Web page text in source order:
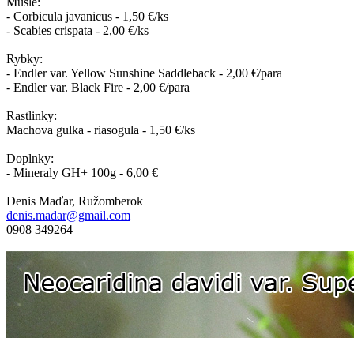
- Corbicula javanicus - 1,50 €/ks
- Scabies crispata - 2,00 €/ks
Rybky:
- Endler var. Yellow Sunshine Saddleback - 2,00 €/para
- Endler var. Black Fire - 2,00 €/para
Rastlinky:
Machova gulka - riasogula - 1,50 €/ks
Doplnky:
- Mineraly GH+ 100g - 6,00 €
Denis Maďar, Ružomberok
denis.madar@gmail.com
0908 349264